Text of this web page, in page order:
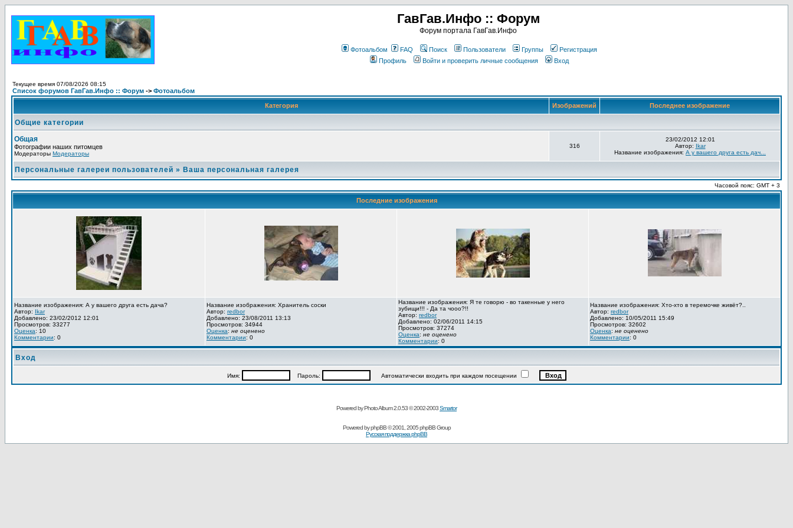
ГавГав.Инфо :: Форум
Форум портала ГавГав.Инфо
Фотоальбом FAQ Поиск Пользователи Группы
Регистрация
Профиль
Войти и проверить личные сообщения Вход
Текущее время 07/08/2026 08:15
Список форумов ГавГав.Инфо :: Форум -> Фотоальбом
Категория Изображений Последнее изображение
Общие категории
Общая
Фотографии наших питомцев
Модераторы Модераторы
316
23/02/2012 12:01
Автор: Ikar
Название изображения: А у вашего друга есть дач...
Персональные галереи пользователей » Ваша персональная галерея
Часовой пояс: GMT + 3
Последние изображения
Название изображения: А у вашего друга есть дача?
Автор: Ikar
Добавлено: 23/02/2012 12:01
Просмотров: 33277
Оценка: 10
Комментарии: 0
Название изображения: Хранитель соски
Автор: redbor
Добавлено: 23/08/2011 13:13
Просмотров: 34944
Оценка: не оценено
Комментарии: 0
Название изображения: Я те говорю - во такенные у него
зубищи!!! - Да та чооо?!!
Автор: redbor
Добавлено: 02/06/2011 14:15
Просмотров: 37274
Оценка: не оценено
Комментарии: 0
Название изображения: Хто-хто в теремочке живёт?..
Автор: redbor
Добавлено: 10/05/2011 15:49
Просмотров: 32602
Оценка: не оценено
Комментарии: 0
Вход
Имя: Пароль: Автоматически входить при каждом посещении
Powered by Photo Album 2.0.53 © 2002-2003Smartor
Powered byphpBB© 2001, 2005 phpBB Group
Русская поддержка phpBB